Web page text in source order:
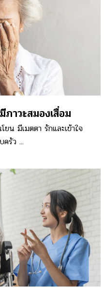
าวะสมองเสื่อม
ยน มีเมตตา รักและเข้าใจ
รัว ...